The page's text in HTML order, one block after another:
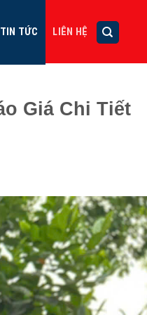
TIN TỨC LIÊN HỆ
Giá Chi Tiết